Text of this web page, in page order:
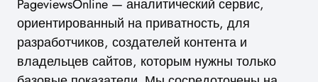
PageviewsOnline — аналитический сервис,
ориентированный на приватность, для
разработчиков, создателей контента и
владельцев сайтов, которым нужны только